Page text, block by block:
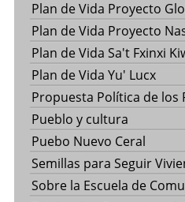
Plan de Vida Proyecto
Plan de Vida Proyecto
Plan de Vida Sa't Fxinxi
Plan de Vida Yu' Lucx
Propuesta Política de los
Pueblo y cultura
Puebo Nuevo Ceral
Semillas para Seguir
Sobre la Escuela de